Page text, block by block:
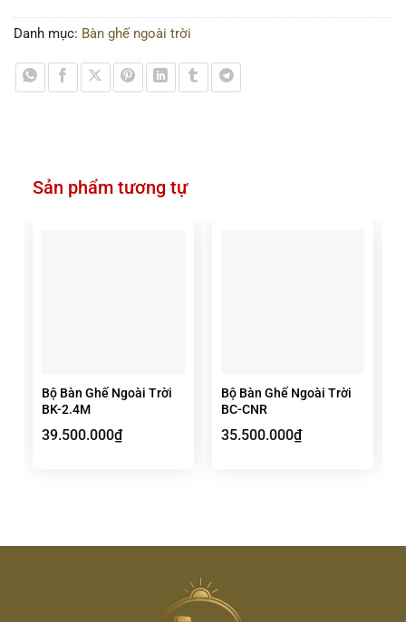
Danh mục: Bàn ghế ngoài trời
Sản phẩm tương tự
Bộ Bàn Ghế Ngoài Trời
BK-2.4M
39.500.000₫
Bộ Bàn Ghế Ngoài Trời
BC-CNR
35.500.000₫